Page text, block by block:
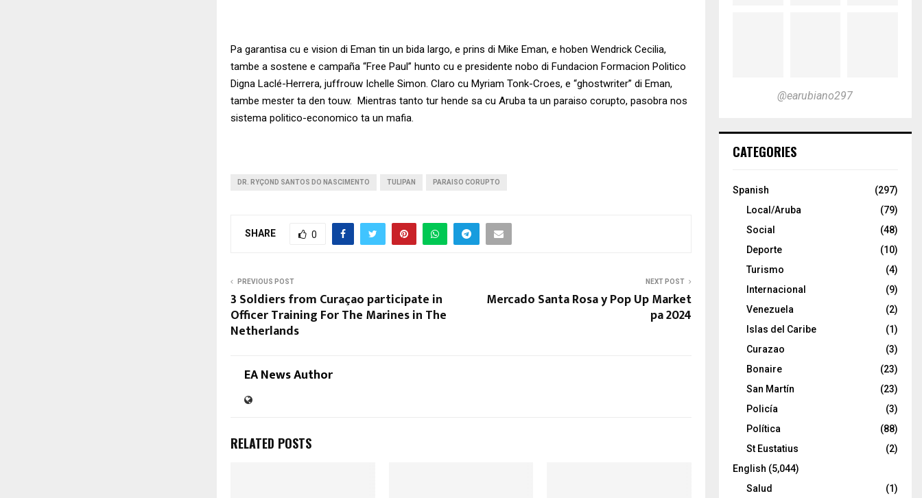
Pa garantisa cu e vision di Eman tin un bida largo, e prins di Mike Eman, e hoben Wendrick Cecilia,
tambe a sostene e campaña “Free Paul” hunto cu e presidente nobo di Fundacion Formacion Politico
Digna Laclé-Herrera, juffrouw Ichelle Simon. Claro cu Myriam Tonk-Croes, e “ghostwriter” di Eman,
tambe mester ta den touw. Mientras tanto tur hende sa cu Aruba ta un paraiso corupto, pasobra nos
sistema politico-economico ta un mafia.
DR. RYÇOND SANTOS DO NASCIMENTO TULIPAN PARAISO CORUPTO
SHARE 0
PREVIOUS POST
3 Soldiers from Curaçao participate in
Officer Training For The Marines in The
Netherlands
NEXT POST
Mercado Santa Rosa y Pop Up Market
pa 2024
EA News Author
RELATED POSTS
@earubiano297
CATEGORIES
Spanish
(297)
Local/Aruba
(79)
Social
(48)
Deporte
(10)
Turismo
(4)
Internacional
(9)
Venezuela
(2)
Islas del Caribe
(1)
Curazao
(3)
Bonaire
(23)
San Martín
(23)
Policía
(3)
Política
(88)
St Eustatius
(2)
English (5,044)
Salud
(1)